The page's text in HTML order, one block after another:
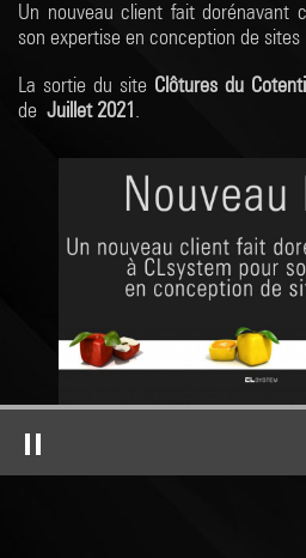
Un nouveau client fait dorénavant
son expertise en conception de sites
La sortie du site Clôtures du
de Juillet 2021